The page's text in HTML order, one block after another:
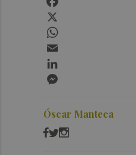
Óscar Manteca